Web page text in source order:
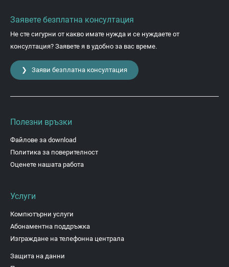
Заявете безплатна консултация
Не сте сигурни от какво имате нужда и се нуждаете от
консултация? Заявете я в удобно за вас време.
❯ Заяви безплатна консултация
Полезни връзки
Файлове за download
Политика за поверителност
Оценете нашата работа
Услуги
Компютърни услуги
Абонаментна поддръжка
Изграждане на телефонна централа
Защита на данни